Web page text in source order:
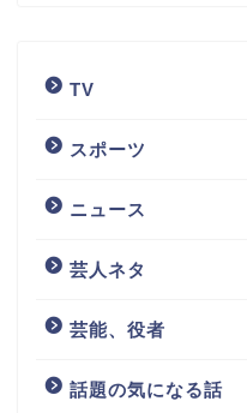
TV
スポーツ
ニュース
芸人ネタ
芸能、役者
話題の気になる話